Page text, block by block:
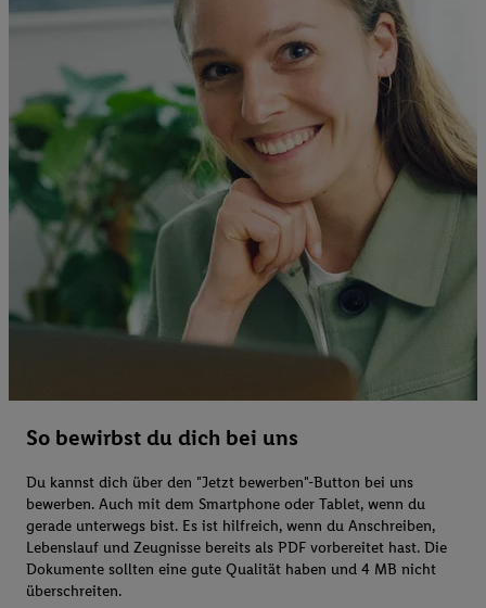
So bewirbst du dich bei uns
Du kannst dich über den "Jetzt bewerben"-Button bei uns
bewerben. Auch mit dem Smartphone oder Tablet, wenn du
gerade unterwegs bist. Es ist hilfreich, wenn du Anschreiben,
Lebenslauf und Zeugnisse bereits als PDF vorbereitet hast. Die
Dokumente sollten eine gute Qualität haben und 4 MB nicht
überschreiten.